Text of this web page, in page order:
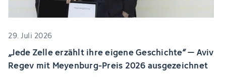
29. Juli 2026
„Jede Zelle erzählt ihre eigene Geschichte“ – Aviv
Regev mit Meyenburg-Preis 2026 ausgezeichnet